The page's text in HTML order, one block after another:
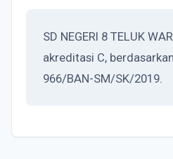
SD NEGERI 8 TELUK
akreditasi C,
966/BAN-SM/SK/2019.